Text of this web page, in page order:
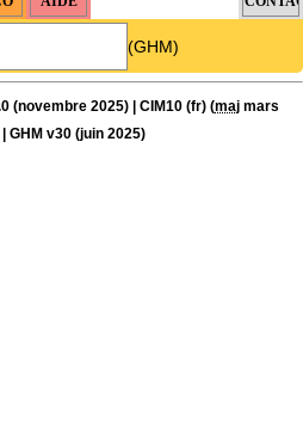
(GHM)
(novembre 2025) | CIM10 (fr) (maj mars
GHM v30 (juin 2025)